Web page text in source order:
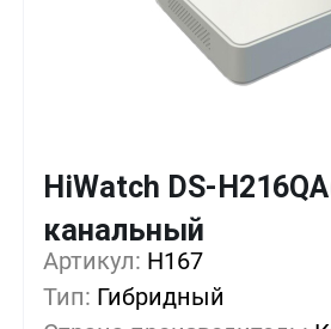
HiWatch DS-
канальный
Артикул: H167
Тип: Гибридный
1+ 0%
5+ -3%